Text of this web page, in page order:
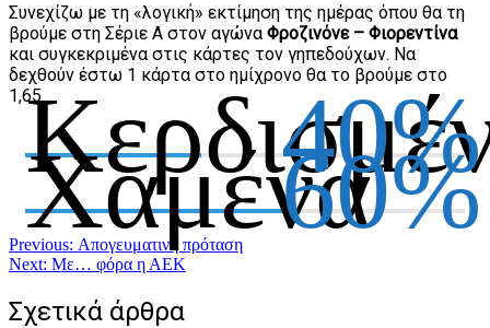
Συνεχίζω με τη «λογική» εκτίμηση της ημέρας όπου θα τη
βρούμε στη Σέριε Α στον αγώναΦροζινόνε – Φιορεντίνα
και συγκεκριμένα στις κάρτες τον γηπεδούχων. Να
δεχθούν έστω 1 κάρτα στο ημίχρονο θα το βρούμε στο
1,65.
40%
Χαμένα60%
Πλοήγηση
άρθρων
Previous: Απογευματινή πρόταση
Next: Με… φόρα η ΑΕΚ
Σχετικά άρθρα